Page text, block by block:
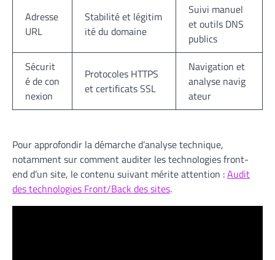
Adresse
URL
Stabilité et légitim
ité du domaine
Suivi manuel
et outils DNS
publics
Sécurit
é de con
nexion
Protocoles HTTPS
et certificats SSL
Navigation et
analyse navig
ateur
Pour approfondir la démarche d’analyse technique,
notamment sur comment auditer les technologies front-
end d’un site, le contenu suivant mérite attention :Audit
des technologies Front/Back des sites.